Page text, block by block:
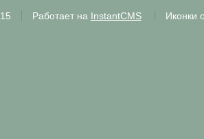
Работает на InstantCMS Иконки